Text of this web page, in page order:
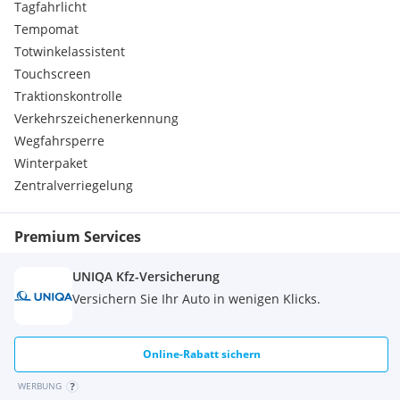
Direktlenkung mit variabler Lenkkraft-Unterstützung
Einschaltautomatik für Fahrlicht
Einstiegsgriff hinten
Einstiegsleisten mit Schriftzug Mercedes-Benz (beleuchtet)
Einstiegsleuchten
Elektron. Stabilitäts-Programm (ESP)
Fahrassistenz-System: Attention-Assist
(Müdigkeitserkennungs-Sensor)
Fahrassistenz-System: Pannenmanagement
Fahrassistenz-System: Seitenwind-Assistent
Fenster im Lade-/FG-Raum: - feststehend, hinten
Fenster im Lade-/FG-Raum: - feststehend, vorn rechts
Fensterheber elektrisch 2-fach
Feststeller Schiebetür (Aktiv)
Getriebe Automatik GTronic - (9-Stufen)
Gurtstraffer
Haltegriffe im Fond
Tagfahrlicht
Tempomat
Totwinkelassistent
Touchscreen
Traktionskontrolle
Verkehrszeichenerkennung
Wegfahrsperre
Winterpaket
Zentralverriegelung
Premium Services
UNIQA Kfz-Versicherung
Versichern Sie Ihr Auto in wenigen Klicks.
Online-Rabatt sichern
WERBUNG